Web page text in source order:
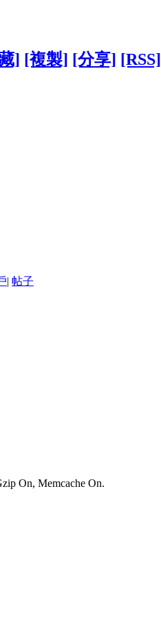
] [複製] [分享] [RSS]
| 帖子
On, Memcache On.